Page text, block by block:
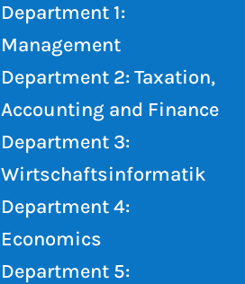
Department 1:
Management
Department 2: Taxation,
Accounting and Finance
Department 3:
Wirtschaftsinformatik
Department 4:
Economics
Department 5: